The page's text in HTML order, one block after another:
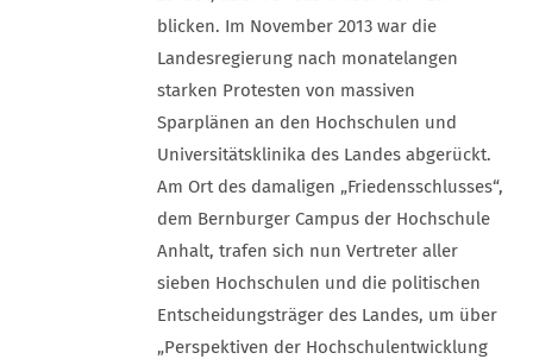
blicken. Im November 2013 war die
Landesregierung nach monatelangen
starken Protesten von massiven
Sparplänen an den Hochschulen und
Universitätsklinika des Landes abgerückt.
Am Ort des damaligen „Friedensschlusses“,
dem Bernburger Campus der Hochschule
Anhalt, trafen sich nun Vertreter aller
sieben Hochschulen und die politischen
Entscheidungsträger des Landes, um über
„Perspektiven der Hochschulentwicklung